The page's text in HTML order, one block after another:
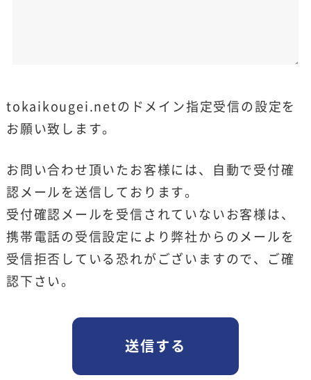
tokaikougei.netのドメイン指定受信の設定を
お願い致します。
お問い合わせ頂いたお客様には、自動で受付確
認メールを送信しております。
受付確認メールを受信されていないお客様は、
携帯電話の受信設定により弊社からのメールを
受信拒否している恐れがございますので、ご確
認下さい。